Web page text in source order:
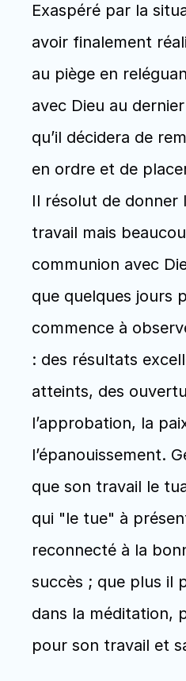
Exaspéré par la
avoir finalement
au piège en
avec Dieu au
qu’il décidera de
en ordre et de
Il résolut de donner
travail mais
communion avec
que quelques jours
commence à
: des résultats
atteints, des
l’approbation, la
l’épanouissement.
que son travail le
qui "le tue" à
reconnecté à la
succès ; que plus il
dans la méditation,
pour son travail et